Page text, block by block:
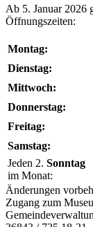
Ab 5. Januar 2026
Öffnungszeiten:
Montag:
Dienstag:
Mittwoch:
Donnerstag:
Freitag:
Samstag:
Jeden 2. Sonntag
im Monat:
Änderungen
Zugang zum